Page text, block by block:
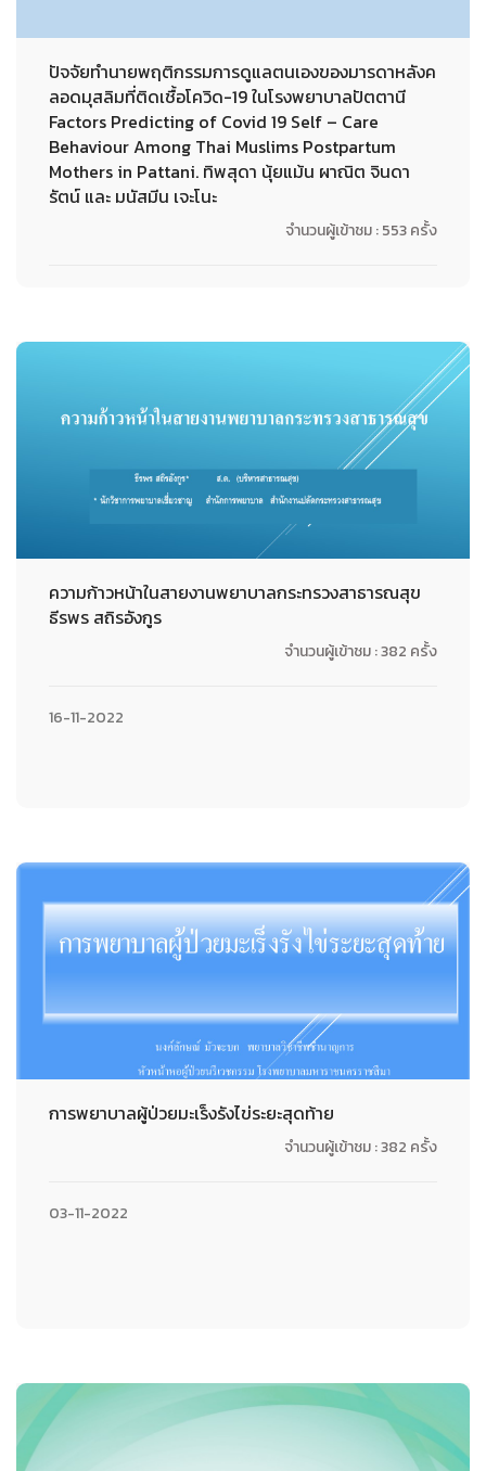
ปัจจัยทำนายพฤติกรรมการดูแลตนเองของมารดาหลังค
ลอดมุสลิมที่ติดเชื้อโควิด-19 ในโรงพยาบาลปัตตานี
Factors Predicting of Covid 19 Self – Care
Behaviour Among Thai Muslims Postpartum
Mothers in Pattani. ทิพสุดา นุ้ยแม้น ผาณิต จินดา
รัตน์ และ มนัสมีน เจะโนะ
จำนวนผู้เข้าชม : 553 ครั้ง
ความก้าวหน้าในสายงานพยาบาลกระทรวงสาธารณสุข
ธีรพร สถิรอังกูร
จำนวนผู้เข้าชม : 382 ครั้ง
16-11-2022
การพยาบาลผู้ป่วยมะเร็งรังไข่ระยะสุดท้าย
จำนวนผู้เข้าชม : 382 ครั้ง
03-11-2022